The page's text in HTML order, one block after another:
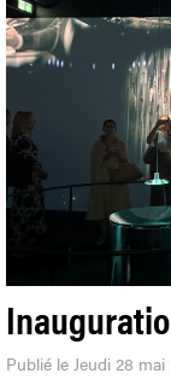
Publié le Jeudi 28 mai